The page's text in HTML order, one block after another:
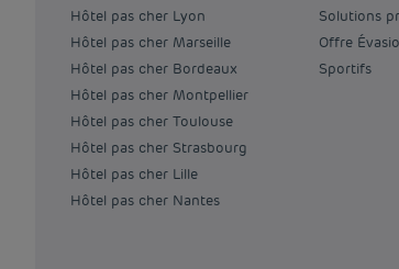
Hôtel pas cher Lyon
Hôtel pas cher Marseille
Hôtel pas cher Bordeaux
Hôtel pas cher Montpellier
Hôtel pas cher Toulouse
Hôtel pas cher Strasbourg
Hôtel pas cher Lille
Hôtel pas cher Nantes
Solutions
Offre
Sportifs